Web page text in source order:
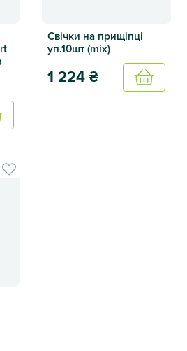
Свічки на прищіпці
уп.10шт (mix)
1 224₴
Купить